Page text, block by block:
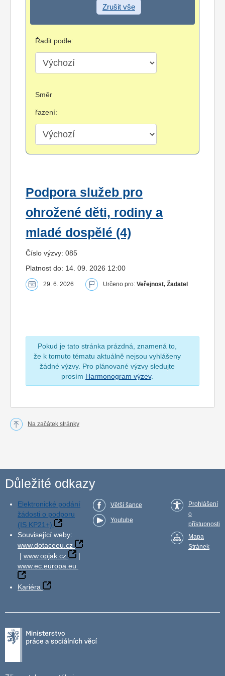
Zrušit vše
Řadit podle:
Směr
řazení:
Podpora služeb pro
ohrožené děti, rodiny a
mladé dospělé (4)
Číslo výzvy: 085
Platnost do: 14. 09. 2026 12:00
29. 6. 2026 Určeno pro: Veřejnost, Žadatel
Pokud je tato stránka prázdná, znamená to,
že k tomuto tématu aktuálně nejsou vyhlášeny
žádné výzvy. Pro plánované výzvy sledujte
prosím Harmonogram výzev.
Na začátek stránky
Důležité odkazy
Elektronické podání
žádosti o podporu
(IS KP21+)
Související weby:
www.dotaceeu.cz
| www.opjak.cz
|
www.ec.europa.eu
Kariéra
Větší šance
Youtube
Prohlášení
o
přístupnosti
Mapa
Stránek